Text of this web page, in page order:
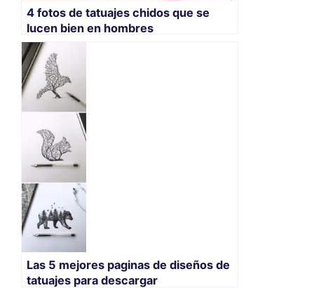
4 fotos de tatuajes chidos que se
lucen bien en hombres
Las 5 mejores paginas de diseños de
tatuajes para descargar